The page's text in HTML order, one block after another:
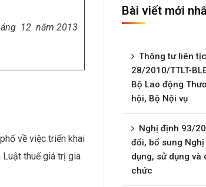
12 năm 2013
về việc triển khai
thuế giá trị gia
Bài viết mới
Thông tư liên
28/2010/TTLT-
Bộ Lao động
hội, Bộ Nội vụ
Nghị định 93/
đổi, bổ sung Nghị
dụng, sử dụng và
chức